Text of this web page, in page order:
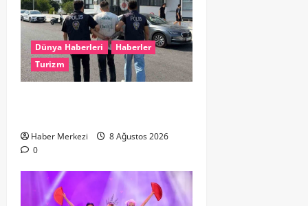
Dünya Haberleri
Haberler
Turizm
Haber Merkezi
8 Ağustos 2026
0